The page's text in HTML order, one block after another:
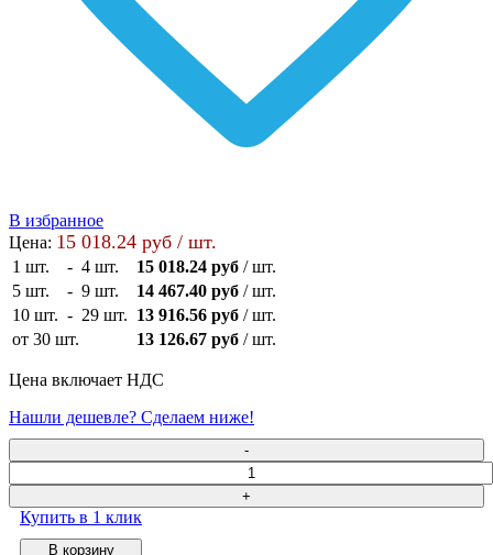
В избранное
Цена: 15 018.24 руб / шт.
1 шт. - 4 шт. 15 018.24 руб / шт.
5 шт.
- 9 шт. 14 467.40 руб / шт.
10 шт. - 29 шт. 13 916.56 руб / шт.
от 30 шт.
13 126.67 руб / шт.
Цена включает НДС
Нашли дешевле? Сделаем ниже!
Купить в 1 клик